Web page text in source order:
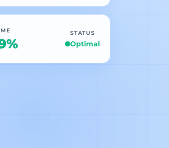
STATUS
Optimal